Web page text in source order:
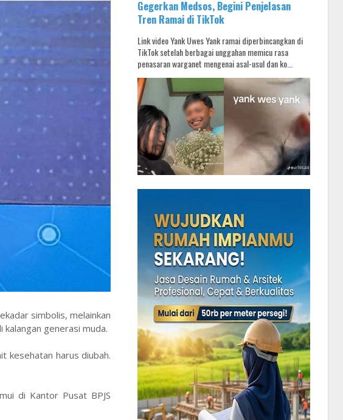
simbolis, melainkan
generasi muda.
kesehatan harus diubah.
di Kantor Pusat BPJS
Gegerkan Medsos, Begini Penjelasan
Tren Ramai di TikTok
Link video Yank Uwes Yank ramai diperbincangkan di
TikTok setelah berbagai unggahan memicu rasa
penasaran warganet mengenai asal-usul dan ko...